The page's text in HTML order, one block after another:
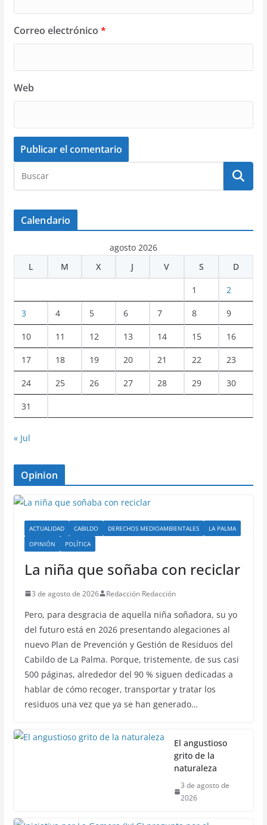
Correo electrónico *
Web
Calendario
agosto 2026
L
M X J V S D
1 2
3 4 5 6 7 8 9
10 11 12 13 14 15 16
17 18 19 20 21 22 23
24 25 26 27 28 29 30
31
« Jul
Opinion
ACTUALIDAD CABILDO DERECHOS MEDIOAMBIENTALES
LA PALMA
OPINIÓN
POLÍTICA
La niña que soñaba con reciclar
3 de agosto de 2026 Redacción Redacción
Pero, para desgracia de aquella niña soñadora, su yo
del futuro está en 2026 presentando alegaciones al
nuevo Plan de Prevención y Gestión de Residuos del
Cabildo de La Palma. Porque, tristemente, de sus casi
500 páginas, alrededor del 90 % siguen dedicadas a
hablar de cómo recoger, transportar y tratar los
residuos una vez que ya se han generado…
El angustioso
grito de la
naturaleza
3 de agosto de
2026